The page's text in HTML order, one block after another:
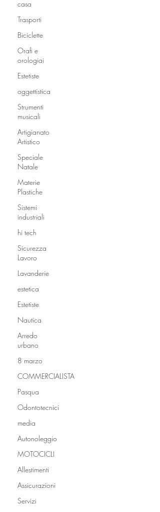
casa
Trasporti
Biciclette
Orafi e
orologiai
Estetiste
oggettistica
Strumenti
musicali
Artigianato
Artistico
Speciale
Natale
Materie
Plastiche
Sistemi
industriali
hi tech
Sicurezza
Lavoro
Lavanderie
estetica
Estetiste
Nautica
Arredo
urbano
8 marzo
COMMERCIALISTA
Pasqua
Odontotecnici
media
Autonoleggio
MOTOCICLI
Allestimenti
Assicurazioni
Servizi